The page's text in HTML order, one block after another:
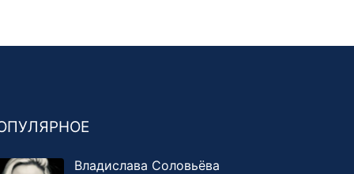
Владислава Соловьёва